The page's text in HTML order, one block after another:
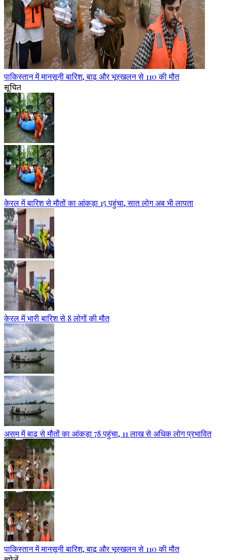
पाकिस्तान में मानसूनी बारिश, बाढ़ और भूस्खलन से 110 की मौत
सूचित
केरल में बारिश से मौतों का आंकड़ा 15 पहुंचा, सात लोग अब भी लापता
केरल में भारी बारिश से 8 लोगों की मौत
असम में बाढ़ से मौतों का आंकड़ा 78 पहुंचा, 11 लाख से अधिक लोग प्रभावित
पाकिस्तान में मानसूनी बारिश, बाढ़ और भूस्खलन से 110 की मौत